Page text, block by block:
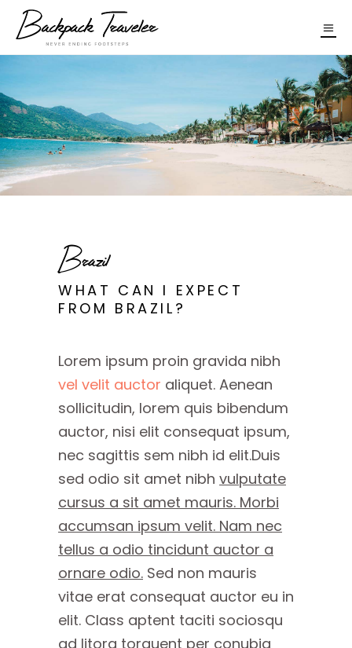
Brazil
WHAT CAN I EXPECT
FROM BRAZIL?
Lorem ipsum proin gravida nibh
vel velit auctor aliquet. Aenean
sollicitudin, lorem quis bibendum
auctor, nisi elit consequat ipsum,
nec sagittis sem nibh id elit.Duis
sed odio sit amet nibh vulputate
cursus a sit amet mauris. Morbi
accumsan ipsum velit. Nam nec
tellus a odio tincidunt auctor a
ornare odio. Sed non mauris
vitae erat consequat auctor eu in
elit. Class aptent taciti sociosqu
ad litora torquent per conubia